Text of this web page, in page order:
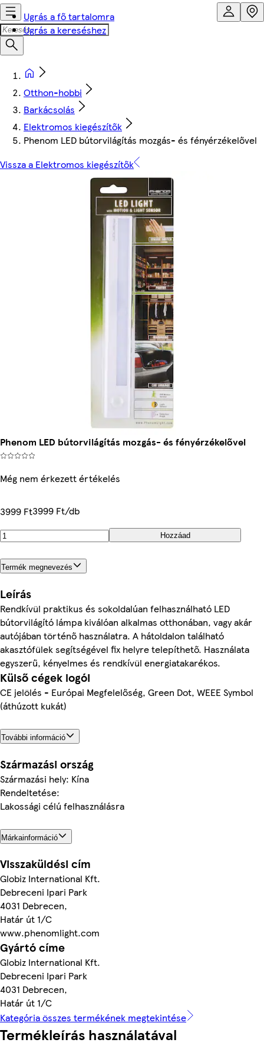
Ugrás a fő tartalomra
Ugrás a kereséshez
Otthon-hobbi
Barkácsolás
Elektromos kiegészítők
Phenom LED bútorvilágítás mozgás- és fényérzékelővel
Vissza a Elektromos kiegészítők
Phenom LED bútorvilágítás mozgás- és fényérzékelővel
Még nem érkezett értékelés
3999 Ft3999 Ft/db
Hozzáad
Termék megnevezés
Leírás
Rendkívül praktikus és sokoldalúan felhasználható LED
bútorvilágító lámpa kiválóan alkalmas otthonában, vagy akár
autójában történő használatra. A hátoldalon található
akasztófülek segítségével fix helyre telepíthető. Használata
egyszerű, kényelmes és rendkívül energiatakarékos.
Külső cégek logói
CE jelölés - Európai Megfelelőség, Green Dot, WEEE Symbol
(áthúzott kukát)
További információ
Származási ország
Származási hely: Kína
Rendeltetése:
Lakossági célú felhasználásra
Márkainformáció
Visszaküldési cím
Globiz International Kft.
Debreceni Ipari Park
4031 Debrecen,
Határ út 1/C
www.phenomlight.com
Gyártó címe
Globiz International Kft.
Debreceni Ipari Park
4031 Debrecen,
Határ út 1/C
Kategória összes termékének megtekintése
Termékleírás használatával